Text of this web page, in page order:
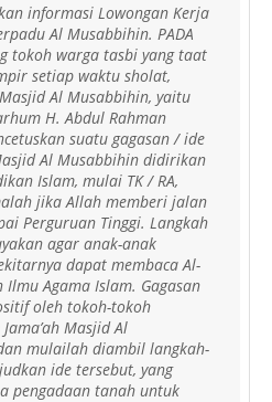
informasi Lowongan Kerja
Al Musabbihin. PADA
tokoh warga tasbi yang taat
setiap waktu sholat,
Al Musabbihin, yaitu
H. Abdul Rahman
suatu gagasan / ide
Al Musabbihin didirikan
Islam, mulai TK / RA,
jika Allah memberi jalan
Perguruan Tinggi. Langkah
agar anak-anak
dapat membaca Al-
Ilmu Agama Islam. Gagasan
oleh tokoh-tokoh
Masjid Al
mulailah diambil langkah-
ide tersebut, yang
pengadaan tanah untuk